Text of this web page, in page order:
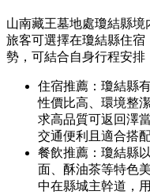
山南藏王墓地處瓊結縣境
旅客可選擇在瓊結縣住
勢，可結合自身行程安排
住宿推薦：瓊結縣
性價比高、環境整
求高品質可返回澤
交通便利且適合搭
餐飲推薦：瓊結縣
面、酥油茶等特色
中在縣城主幹道，